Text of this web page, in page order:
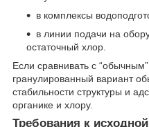
в комплексы
в линии подачи на
остаточный хлор.
Если сравнивать с
гранулированный вариант
стабильности структуры и
органике и хлору.
Требования к